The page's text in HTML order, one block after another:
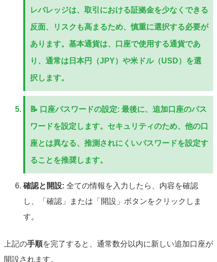
レバレッジは、取引における証拠金を少なくできる
反面、リスクも高まるため、慎重に選択する必要が
あります。基本通貨は、口座で使用する通貨であ
り、通常は日本円（JPY）や米ドル（USD）を選
択します。
📝 口座パスワードの設定: 最後に、追加口座のパス
ワードを設定します。セキュリティのため、他の口
座とは異なる、推測されにくいパスワードを設定す
ることを推奨します。
確認と開設: 全ての情報を入力したら、内容を確認
し、「確認」または「開設」ボタンをクリックしま
す。
上記の手順を完了すると、通常数分以内に新しい追加口座が
開設されます。